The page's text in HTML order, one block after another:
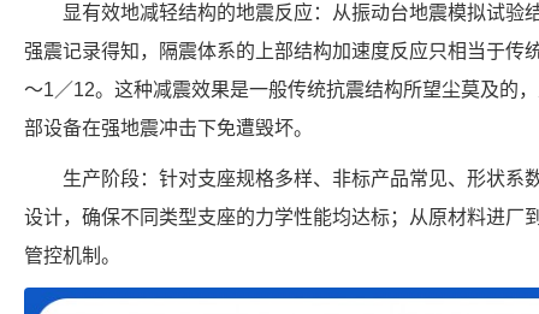
显有效地减轻结构的地震反应：从振动台地震模拟试验
强震记录得知，隔震体系的上部结构加速度反应只相当于传
～1／12。这种减震效果是一般传统抗震结构所望尘莫及的
部设备在强地震冲击下免遭毁坏。
生产阶段：针对支座规格多样、非标产品常见、形状系
设计，确保不同类型支座的力学性能均达标；从原材料进厂
管控机制。